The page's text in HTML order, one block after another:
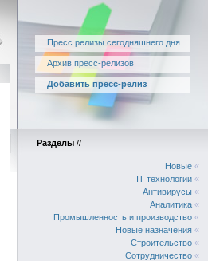
Пресс релизы сегодняшнего дня
Архив пресс-релизов
Добавить пресс-релиз
Разделы //
Новые «
IT технологии «
Антивирусы «
Аналитика «
Промышленность и производство «
Новые назначения «
Строительство «
Сотрудничество «